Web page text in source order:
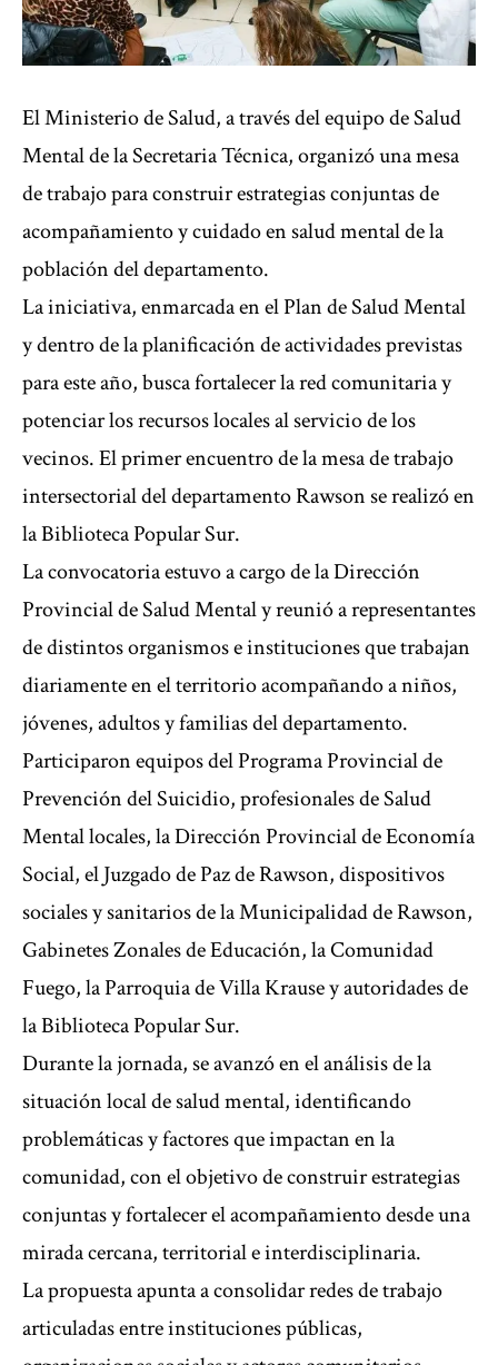
El Ministerio de Salud, a través del equipo de Salud
Mental de la Secretaria Técnica, organizó una mesa
de trabajo para construir estrategias conjuntas de
acompañamiento y cuidado en salud mental de la
población del departamento.
La iniciativa, enmarcada en el Plan de Salud Mental
y dentro de la planificación de actividades previstas
para este año, busca fortalecer la red comunitaria y
potenciar los recursos locales al servicio de los
vecinos. El primer encuentro de la mesa de trabajo
intersectorial del departamento Rawson se realizó en
la Biblioteca Popular Sur.
La convocatoria estuvo a cargo de la Dirección
Provincial de Salud Mental y reunió a representantes
de distintos organismos e instituciones que trabajan
diariamente en el territorio acompañando a niños,
jóvenes, adultos y familias del departamento.
Participaron equipos del Programa Provincial de
Prevención del Suicidio, profesionales de Salud
Mental locales, la Dirección Provincial de Economía
Social, el Juzgado de Paz de Rawson, dispositivos
sociales y sanitarios de la Municipalidad de Rawson,
Gabinetes Zonales de Educación, la Comunidad
Fuego, la Parroquia de Villa Krause y autoridades de
la Biblioteca Popular Sur.
Durante la jornada, se avanzó en el análisis de la
situación local de salud mental, identificando
problemáticas y factores que impactan en la
comunidad, con el objetivo de construir estrategias
conjuntas y fortalecer el acompañamiento desde una
mirada cercana, territorial e interdisciplinaria.
La propuesta apunta a consolidar redes de trabajo
articuladas entre instituciones públicas,